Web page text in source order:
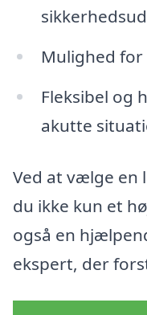
Mulighed
Fleksibel og
akutte
Ved at vælge en
du ikke kun et
også en
ekspert, der